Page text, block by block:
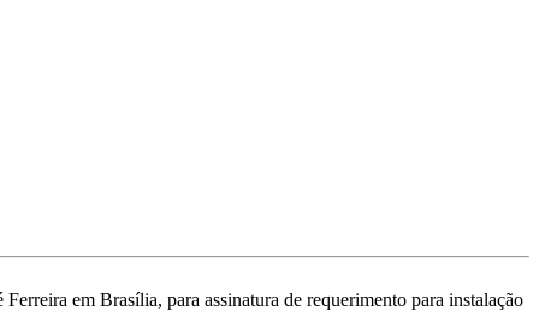
em Brasília, para assinatura de requerimento para instalação